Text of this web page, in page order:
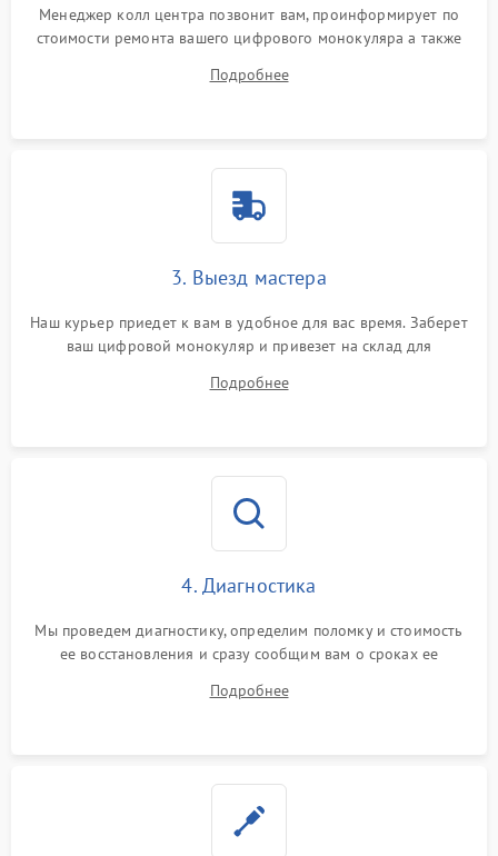
Повреждение печатной
платы
2800 ₽
Менеджер колл центра позвонит вам, проинформирует по
стоимости ремонта вашего цифрового монокуляра а также
Подробнее
3. Выезд мастера
Наш курьер приедет к вам в удобное для вас время. Заберет
ваш цифровой монокуляр и привезет на склад для
Подробнее
4. Диагностика
Мы проведем диагностику, определим поломку и стоимость
ее восстановления и сразу сообщим вам о сроках ее
Подробнее